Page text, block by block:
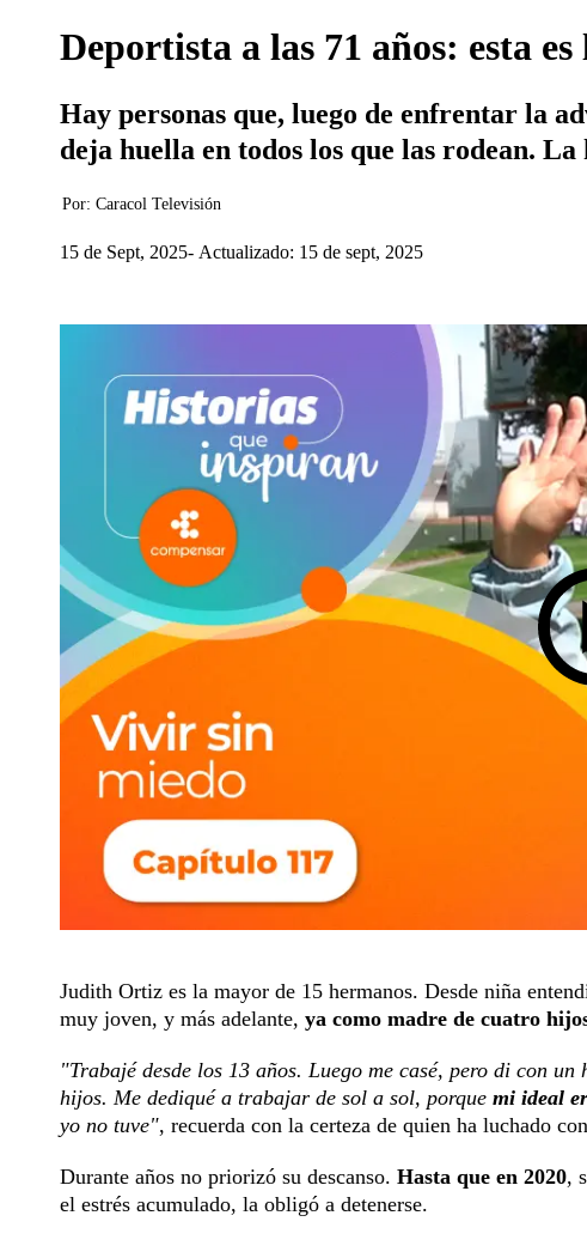
Deportista a las 71 años: esta
Hay personas que, luego de enfrentar la
deja huella en todos los que las rodean.
Por: Caracol Televisión
15 de Sept, 2025 Actualizado: 15 de sept, 2025
Judith Ortiz es la mayor de 15 hermanos. Desde niña
muy joven, y más adelante, ya como madre de cuatro
"Trabajé desde los 13 años. Luego me casé, pero di con
hijos. Me dediqué a trabajar de sol a sol, porque mi ideal
yo no tuve", recuerda con la certeza de quien ha luchado
Durante años no priorizó su descanso. Hasta que en 2020,
el estrés acumulado, la obligó a detenerse.